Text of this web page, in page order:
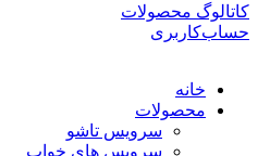
کاتالوگ محصولات
حساب‌کاربری
خانه
محصولات
سرویس تاشو
سرویس های خواب